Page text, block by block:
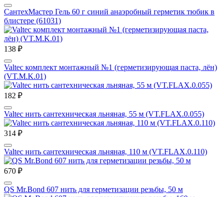
СантехМастер Гель 60 г синий анаэробный герметик тюбик в
блистере (61031)
138 ₽
Valtec комплект монтажный №1 (герметизирующая паста, лён)
(VT.M.K.01)
182 ₽
Valtec нить сантехническая льняная, 55 м (VT.FLAX.0.055)
314 ₽
Valtec нить сантехническая льняная, 110 м (VT.FLAX.0.110)
670 ₽
QS Mr.Bond 607 нить для герметизации резьбы, 50 м